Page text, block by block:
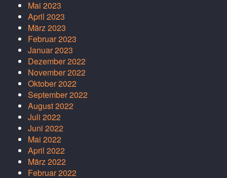
Mai 2023
April 2023
März 2023
Februar 2023
Januar 2023
Dezember 2022
November 2022
Oktober 2022
September 2022
August 2022
Juli 2022
Juni 2022
Mai 2022
April 2022
März 2022
Februar 2022